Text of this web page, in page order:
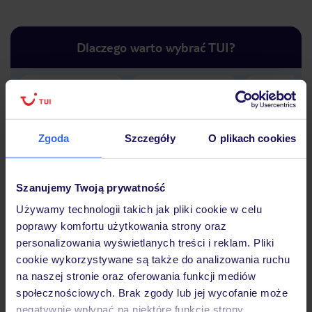
Zgoda Szczegóły O plikach cookies
Szanujemy Twoją prywatność
Używamy technologii takich jak pliki cookie w celu
poprawy komfortu użytkowania strony oraz
personalizowania wyświetlanych treści i reklam. Pliki
cookie wykorzystywane są także do analizowania ruchu
na naszej stronie oraz oferowania funkcji mediów
społecznościowych. Brak zgody lub jej wycofanie może
negatywnie wpłynąć na niektóre funkcje strony.
Dlaczego warto wybrać TUI?
Lider niskich cen
Największe biuro
podróży w Polsce
30 lat w
Hotel
Opinie